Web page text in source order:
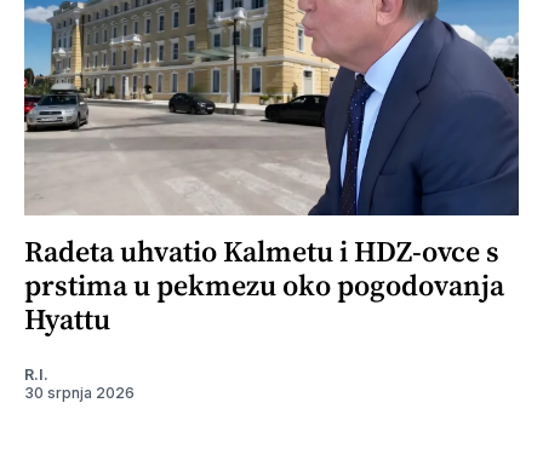
Radeta uhvatio Kalmetu i HDZ-ovce s
prstima u pekmezu oko pogodovanja
Hyattu
R.I.
30 srpnja 2026